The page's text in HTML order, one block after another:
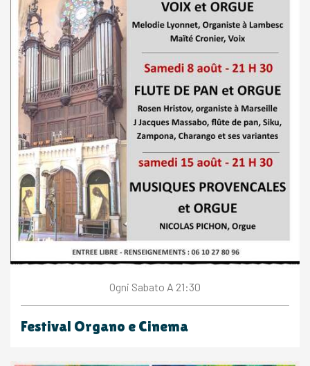
Ogni Sabato A 21:30
Festival Organo e Cinema